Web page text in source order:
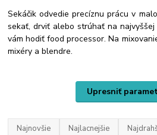
Sekáčik odvedie precíznu prácu v
sekať, drviť alebo strúhať na
vám hodiť food processor. Na
mixéry a blendre.
Upresniť
Najnovšie Najlacnejšie